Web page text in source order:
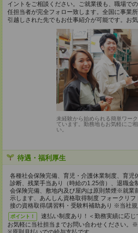
イントをご相談ください。ご就業後も、職場で
任担当者が完全フォロー致します。全国に事業
引越しされた先でもお仕事紹介が可能です。お
未経験から始められる簡単ワー
ています。勤務地もお気軽にご
い。
待遇・福利厚生
各種社会保険完備、育児・介護休業制度、育児
診断、残業手当あり（時給の1.25倍）、退職金
会保険完備、敷地内及び屋内は原則禁煙※就業
示します、あんしん資格取得制度 フォークリ
接の資格取得/講習料・受験料補助あり ※当社
ポイント！
速払い制度あり！＜勤務実績に応じ
お気軽に当社担当までお問い合わせください。